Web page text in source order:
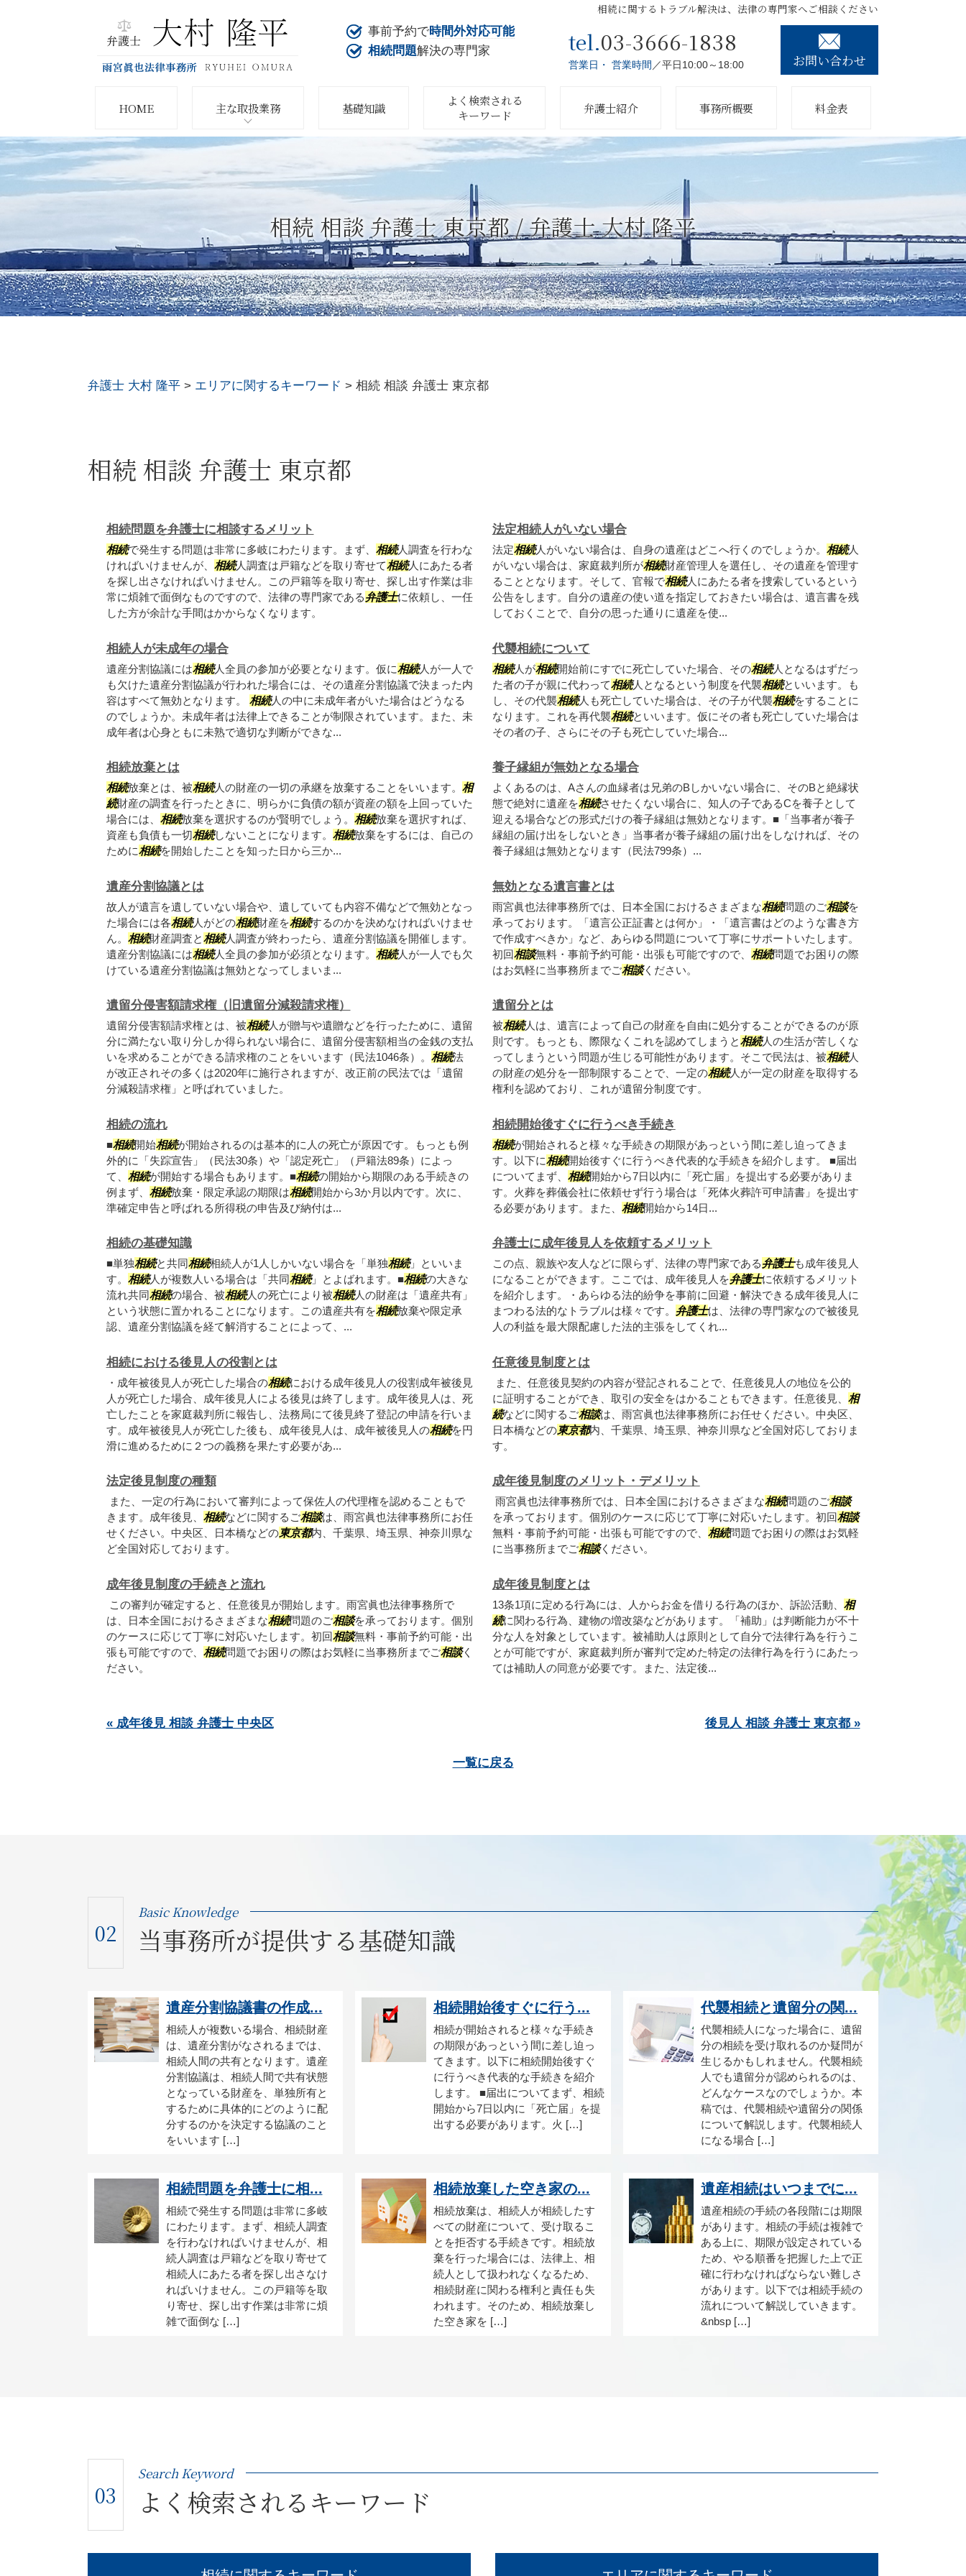
相続 相談 弁護士 東京都 / 弁護士 大村 隆平
相続に関するトラブル解決は、法律の専門家へご相談ください
事前予約で時間外対応可能
相続問題解決の専門家 tel.03-3666-1838
営業日・ 営業時間 ／平日10:00～18:00 お問い合わせ
HOME 主な取扱業務 基礎知識
よく検索される
キーワード
弁護士紹介 事務所概要 料金表
弁護士 大村 隆平 > エリアに関するキーワード > 相続 相談 弁護士 東京都
相続 相談 弁護士 東京都
相続問題を弁護士に相談するメリット
相続で発生する問題は非常に多岐にわたります。まず、 相続人調査を行わな
ければいけませんが、 相続人調査は戸籍などを取り寄せて相続人にあたる者
を探し出さなければいけません。この戸籍等を取り寄せ、探し出す作業は非
常に煩雑で面倒なものですので、法律の専門家である弁護士に依頼し、一任
した方が余計な手間はかからなくなります。
法定相続人がいない場合
法定相続人がいない場合は、自身の遺産はどこへ行くのでしょうか。 相続人
がいない場合は、家庭裁判所が相続財産管理人を選任し、その遺産を管理す
ることとなります。そして、官報で相続人にあたる者を捜索しているという
公告をします。自分の遺産の使い道を指定しておきたい場合は、遺言書を残
しておくことで、自分の思った通りに遺産を使...
相続人が未成年の場合
遺産分割協議には相続人全員の参加が必要となります。仮に相続人が一人で
も欠けた遺産分割協議が行われた場合には、その遺産分割協議で決まった内
容はすべて無効となります。 相続人の中に未成年者がいた場合はどうなる
のでしょうか。未成年者は法律上できることが制限されています。また、未
成年者は心身ともに未熟で適切な判断ができな...
代襲相続について
相続人が相続開始前にすでに死亡していた場合、その相続人となるはずだっ
た者の子が親に代わって相続人となるという制度を代襲相続といいます。も
し、その代襲相続人も死亡していた場合は、その子が代襲相続をすることに
なります。これを再代襲相続といいます。仮にその者も死亡していた場合は
その者の子、さらにその子も死亡していた場合...
相続放棄とは
相続放棄とは、被相続人の財産の一切の承継を放棄することをいいます。 相
続財産の調査を行ったときに、明らかに負債の額が資産の額を上回っていた
場合には、 相続放棄を選択するのが賢明でしょう。 相続放棄を選択すれば、
資産も負債も一切相続しないことになります。 相続放棄をするには、自己の
ために相続を開始したことを知った日から三か...
養子縁組が無効となる場合
よくあるのは、Aさんの血縁者は兄弟のBしかいない場合に、そのBと絶縁状
態で絶対に遺産を相続させたくない場合に、知人の子であるCを養子として
迎える場合などの形式だけの養子縁組は無効となります。■「当事者が養子
縁組の届け出をしないとき」当事者が養子縁組の届け出をしなければ、その
養子縁組は無効となります（民法799条）...
遺産分割協議とは
故人が遺言を遺していない場合や、遺していても内容不備などで無効となっ
た場合には各相続人がどの相続財産を相続するのかを決めなければいけませ
ん。 相続財産調査と相続人調査が終わったら、遺産分割協議を開催します。
遺産分割協議には相続人全員の参加が必須となります。 相続人が一人でも欠
けている遺産分割協議は無効となってしまいま...
無効となる遺言書とは
雨宮眞也法律事務所では、日本全国におけるさまざまな相続問題のご相談を
承っております。「遺言公正証書とは何か」・「遺言書はどのような書き方
で作成すべきか」など、あらゆる問題について丁寧にサポートいたします。
初回相談無料・事前予約可能・出張も可能ですので、 相続問題でお困りの際
はお気軽に当事務所までご相談ください。
遺留分侵害額請求権（旧遺留分減殺請求権）
遺留分侵害額請求権とは、被相続人が贈与や遺贈などを行ったために、遺留
分に満たない取り分しか得られない場合に、遺留分侵害額相当の金銭の支払
いを求めることができる請求権のことをいいます（民法1046条）。 相続法
が改正されその多くは2020年に施行されますが、改正前の民法では「遺留
分減殺請求権」と呼ばれていました。
遺留分とは
被相続人は、遺言によって自己の財産を自由に処分することができるのが原
則です。もっとも、際限なくこれを認めてしまうと相続人の生活が苦しくな
ってしまうという問題が生じる可能性があります。そこで民法は、被相続人
の財産の処分を一部制限することで、一定の相続人が一定の財産を取得する
権利を認めており、これが遺留分制度です。
相続の流れ
■相続開始相続が開始されるのは基本的に人の死亡が原因です。もっとも例
外的に「失踪宣告」（民法30条）や「認定死亡」（戸籍法89条）によっ
て、 相続が開始する場合もあります。■相続の開始から期限のある手続きの
例まず、 相続放棄・限定承認の期限は相続開始から3か月以内です。次に、
準確定申告と呼ばれる所得税の申告及び納付は...
相続開始後すぐに行うべき手続き
相続が開始されると様々な手続きの期限があっという間に差し迫ってきま
す。以下に相続開始後すぐに行うべき代表的な手続きを紹介します。 ■届出
についてまず、 相続開始から7日以内に「死亡届」を提出する必要がありま
す。火葬を葬儀会社に依頼せず行う場合は「死体火葬許可申請書」を提出す
る必要があります。また、 相続開始から14日...
相続の基礎知識
■単独相続と共同相続相続人が1人しかいない場合を「単独相続」といいま
す。 相続人が複数人いる場合は「共同相続」とよばれます。■相続の大きな
流れ共同相続の場合、被相続人の死亡により被相続人の財産は「遺産共有」
という状態に置かれることになります。この遺産共有を相続放棄や限定承
認、遺産分割協議を経て解消することによって、...
弁護士に成年後見人を依頼するメリット
この点、親族や友人などに限らず、法律の専門家である弁護士も成年後見人
になることができます。ここでは、成年後見人を弁護士に依頼するメリット
を紹介します。・あらゆる法的紛争を事前に回避・解決できる成年後見人に
まつわる法的なトラブルは様々です。 弁護士は、法律の専門家なので被後見
人の利益を最大限配慮した法的主張をしてくれ...
相続における後見人の役割とは
・成年被後見人が死亡した場合の相続における成年後見人の役割成年被後見
人が死亡した場合、成年後見人による後見は終了します。成年後見人は、死
亡したことを家庭裁判所に報告し、法務局にて後見終了登記の申請を行いま
す。成年被後見人が死亡した後も、成年後見人は、成年被後見人の相続を円
滑に進めるために２つの義務を果たす必要があ...
任意後見制度とは
また、任意後見契約の内容が登記されることで、任意後見人の地位を公的
に証明することができ、取引の安全をはかることもできます。任意後見、 相
続などに関するご相談は、雨宮眞也法律事務所にお任せください。中央区、
日本橋などの東京都内、千葉県、埼玉県、神奈川県など全国対応しておりま
す。
法定後見制度の種類
また、一定の行為において審判によって保佐人の代理権を認めることもで
きます。成年後見、 相続などに関するご相談は、雨宮眞也法律事務所にお任
せください。中央区、日本橋などの東京都内、千葉県、埼玉県、神奈川県な
ど全国対応しております。
成年後見制度のメリット・デメリット
雨宮眞也法律事務所では、日本全国におけるさまざまな相続問題のご相談
を承っております。個別のケースに応じて丁寧に対応いたします。初回相談
無料・事前予約可能・出張も可能ですので、 相続問題でお困りの際はお気軽
に当事務所までご相談ください。
成年後見制度の手続きと流れ
この審判が確定すると、任意後見が開始します。雨宮眞也法律事務所で
は、日本全国におけるさまざまな相続問題のご相談を承っております。個別
のケースに応じて丁寧に対応いたします。初回相談無料・事前予約可能・出
張も可能ですので、 相続問題でお困りの際はお気軽に当事務所までご相談く
ださい。
成年後見制度とは
13条1項に定める行為には、人からお金を借りる行為のほか、訴訟活動、 相
続に関わる行為、建物の増改築などがあります。「補助」は判断能力が不十
分な人を対象としています。被補助人は原則として自分で法律行為を行うこ
とが可能ですが、家庭裁判所が審判で定めた特定の法律行為を行うにあたっ
ては補助人の同意が必要です。また、法定後...
« 成年後見 相談 弁護士 中央区 後見人 相談 弁護士 東京都 »
一覧に戻る
02
Basic Knowledge
当事務所が提供する基礎知識
遺産分割協議書の作成...
相続人が複数いる場合、相続財産
は、遺産分割がなされるまでは、
相続人間の共有となります。遺産
分割協議は、相続人間で共有状態
となっている財産を、単独所有と
するために具体的にどのように配
分するのかを決定する協議のこと
をいいます […]
相続開始後すぐに行う...
相続が開始されると様々な手続き
の期限があっという間に差し迫っ
てきます。以下に相続開始後すぐ
に行うべき代表的な手続きを紹介
します。 ■届出についてまず、相続
開始から7日以内に「死亡届」を提
出する必要があります。火 […]
代襲相続と遺留分の関...
代襲相続人になった場合に、遺留
分の相続を受け取れるのか疑問が
生じるかもしれません。代襲相続
人でも遺留分が認められるのは、
どんなケースなのでしょうか。本
稿では、代襲相続や遺留分の関係
について解説します。代襲相続人
になる場合 […]
相続問題を弁護士に相...
相続で発生する問題は非常に多岐
にわたります。まず、相続人調査
を行わなければいけませんが、相
続人調査は戸籍などを取り寄せて
相続人にあたる者を探し出さなけ
ればいけません。この戸籍等を取
り寄せ、探し出す作業は非常に煩
雑で面倒な […]
相続放棄した空き家の...
相続放棄は、相続人が相続したす
べての財産について、受け取るこ
とを拒否する手続きです。相続放
棄を行った場合には、法律上、相
続人として扱われなくなるため、
相続財産に関わる権利と責任も失
われます。そのため、相続放棄し
た空き家を […]
遺産相続はいつまでに...
遺産相続の手続の各段階には期限
があります。相続の手続は複雑で
ある上に、期限が設定されている
ため、やる順番を把握した上で正
確に行わなければならない難しさ
があります。以下では相続手続の
流れについて解説していきます。
&nbsp […]
03
Search Keyword
よく検索されるキーワード